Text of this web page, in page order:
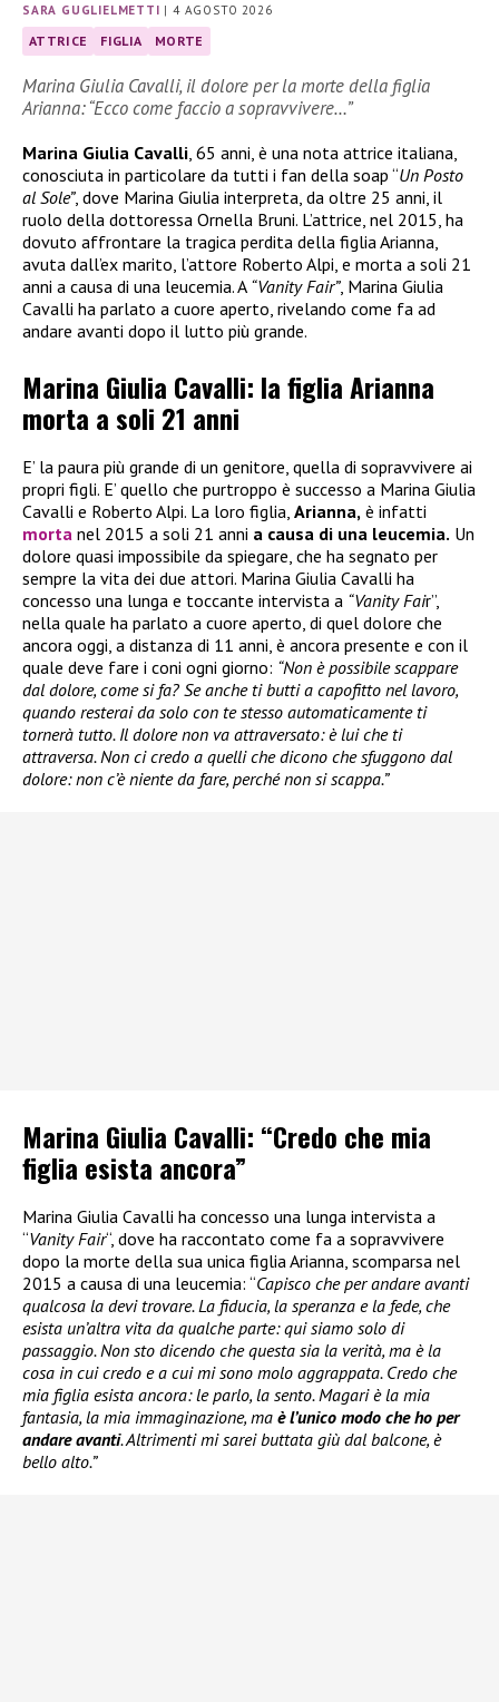
SARA GUGLIELMETTI |4 AGOSTO 2026
ATTRICE FIGLIA MORTE
Marina Giulia Cavalli, il dolore per la morte della figlia
Arianna: “Ecco come faccio a sopravvivere…”
Marina Giulia Cavalli , 65 anni, è una nota attrice italiana,
conosciuta in particolare da tutti i fan della soap “Un Posto
al Sole”, dove Marina Giulia interpreta, da oltre 25 anni, il
ruolo della dottoressa Ornella Bruni. L’attrice, nel 2015, ha
dovuto affrontare la tragica perdita della figlia Arianna,
avuta dall’ex marito, l’attore Roberto Alpi, e morta a soli 21
anni a causa di una leucemia. A “Vanity Fair”, Marina Giulia
Cavalli ha parlato a cuore aperto, rivelando come fa ad
andare avanti dopo il lutto più grande.
Marina Giulia Cavalli: la figlia Arianna
morta a soli 21 anni
E’ la paura più grande di un genitore, quella di sopravvivere ai
propri figli. E’ quello che purtroppo è successo a Marina Giulia
Cavalli e Roberto Alpi. La loro figlia, Arianna, è infatti
morta nel 2015 a soli 21 anni a causa di una leucemia. Un
dolore quasi impossibile da spiegare, che ha segnato per
sempre la vita dei due attori. Marina Giulia Cavalli ha
concesso una lunga e toccante intervista a “Vanity Fair”,
nella quale ha parlato a cuore aperto, di quel dolore che
ancora oggi, a distanza di 11 anni, è ancora presente e con il
quale deve fare i coni ogni giorno: “Non è possibile scappare
dal dolore, come si fa? Se anche ti butti a capofitto nel lavoro,
quando resterai da solo con te stesso automaticamente ti
tornerà tutto. Il dolore non va attraversato: è lui che ti
attraversa. Non ci credo a quelli che dicono che sfuggono dal
dolore: non c’è niente da fare, perché non si scappa.”
Marina Giulia Cavalli: “Credo che mia
figlia esista ancora”
Marina Giulia Cavalli ha concesso una lunga intervista a
“Vanity Fair“, dove ha raccontato come fa a sopravvivere
dopo la morte della sua unica figlia Arianna, scomparsa nel
2015 a causa di una leucemia: “Capisco che per andare avanti
qualcosa la devi trovare. La fiducia, la speranza e la fede, che
esista un’altra vita da qualche parte: qui siamo solo di
passaggio. Non sto dicendo che questa sia la verità, ma è la
cosa in cui credo e a cui mi sono molo aggrappata. Credo che
mia figlia esista ancora: le parlo, la sento. Magari è la mia
fantasia, la mia immaginazione, ma è l’unico modo che ho per
andare avanti. Altrimenti mi sarei buttata giù dal balcone, è
bello alto.”